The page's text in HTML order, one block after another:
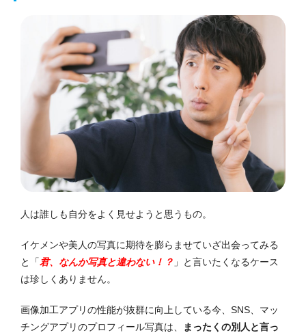
人は誰しも 自分をよく見せよう と思うもの。
イケメンや美人の写真に期待を膨らませていざ出会ってみる
と
「君、なんか写真と違わない！？ 」
と言いたくなるケース
は珍しくありません。
画像加工アプリの性能が抜群に向上している今、SNS、マッ
チングアプリのプロフィール写真は、
まったくの別人と言っ